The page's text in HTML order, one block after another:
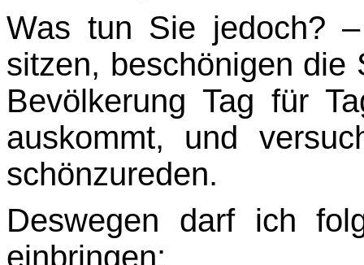
Was tun Sie jedoch?
sitzen, beschönigen die
Bevölkerung Tag für
auskommt, und
schönzureden.
Deswegen darf ich
einbringen: